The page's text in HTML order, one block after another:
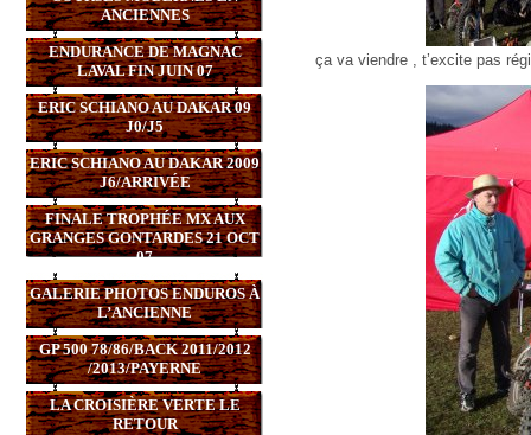
ANCIENNES
ENDURANCE DE MAGNAC
LAVAL FIN JUIN 07
ERIC SCHIANO AU DAKAR 09
J0/J5
ERIC SCHIANO AU DAKAR 2009
J6/ARRIVÉE
FINALE TROPHÉE MX AUX
GRANGES GONTARDES 21 OCT
07
GALERIE PHOTOS ENDUROS À
L’ANCIENNE
GP 500 78/86/BACK 2011/2012
/2013/PAYERNE
LA CROISIÈRE VERTE LE
RETOUR
ça va viendre , t’excite pas